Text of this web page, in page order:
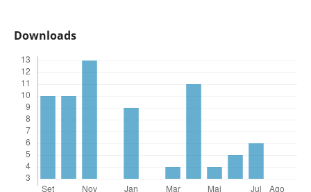
Downloads